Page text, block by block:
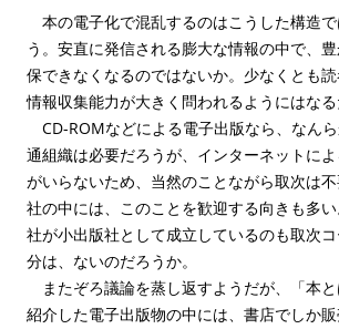
本の電子化で混乱するのはこうした構造
う。安直に発信される膨大な情報の中で、
保できなくなるのではないか。少なくとも
情報収集能力が大きく問われるようにはなる
CD-ROMなどによる電子出版なら、なん
通組織は必要だろうが、インターネットに
がいらないため、当然のことながら取次は
社の中には、このことを歓迎する向きも多
社が小出版社として成立しているのも取次
分は、ないのだろうか。
またぞろ議論を蒸し返すようだが、「本
紹介した電子出版物の中には、書店でしか